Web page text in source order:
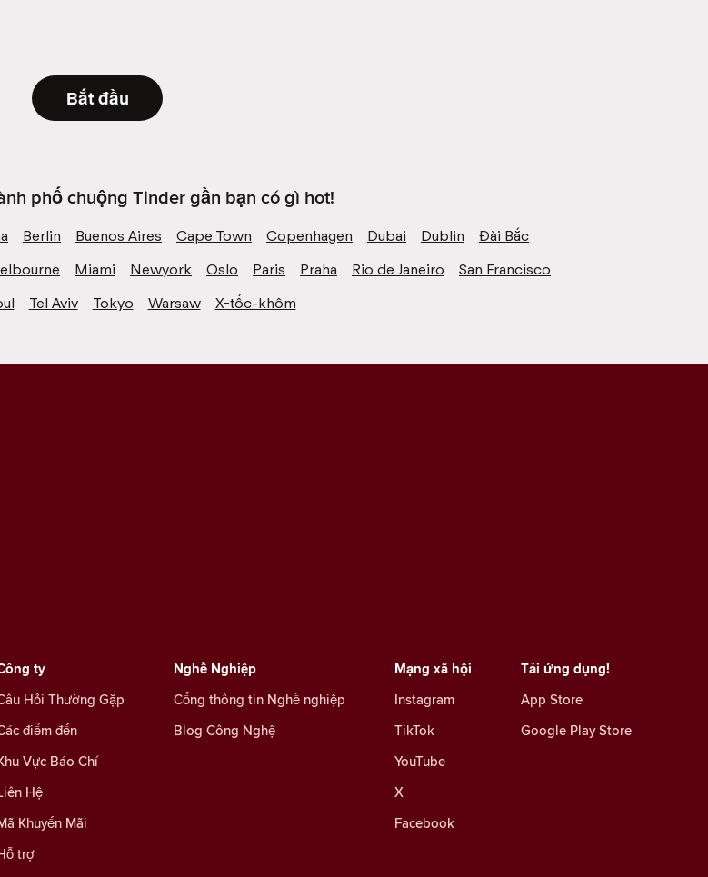
Bắt đầu
phố chuộng Tinder gần bạn có gì hot!
Berlin Buenos Aires Cape Town Copenhagen Dubai Dublin
Đài Bắc
Miami Newyork Oslo Paris Praha Rio de Janeiro
San Francisco
Tel Aviv Tokyo Warsaw X-tốc-khôm
Mạng xã hội
Instagram
TikTok
YouTube
X
Facebook
Nghề Nghiệp
Cổng thông tin Nghề nghiệp
Blog Công Nghệ
ty
Hỏi Thường Gặp
điểm đến
Vực Báo Chí
Hệ
Khuyến Mãi
trợ
Tải ứng dụng!
App Store
Google Play Store